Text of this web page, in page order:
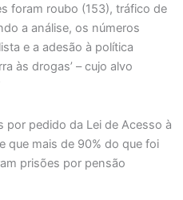
foram roubo (153), tráfico de
a análise, os números
e a adesão à política
às drogas’ – cujo alvo
pedido da Lei de Acesso à
que mais de 90% do que foi
prisões por pensão